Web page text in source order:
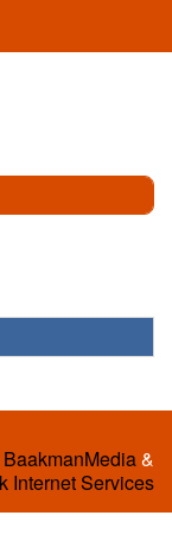
BaakmanMedia&
Internet Services